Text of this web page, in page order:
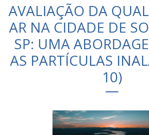
AVALIAÇÃO DA
AR NA CIDADE DE
SP: UMA
AS PARTÍCULAS
10)